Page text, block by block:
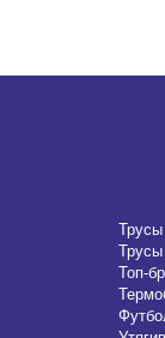
Трусы
Топ-